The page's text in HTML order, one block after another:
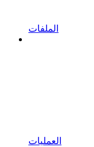
الملفات
العمليات